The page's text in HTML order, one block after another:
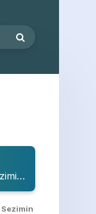
Aidana Medenova - Sezimin U